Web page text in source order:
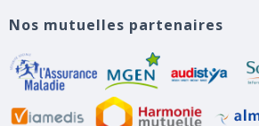
Nos mutuelles partenaires